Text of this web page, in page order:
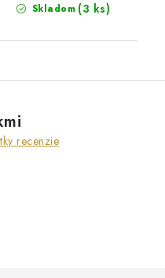
Skladom (3 ks)
recenzie